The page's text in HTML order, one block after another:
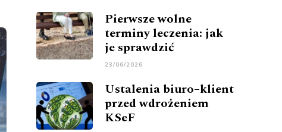
Pierwsze wolne
terminy leczenia: jak
je sprawdzić
23/06/2026
Ustalenia biuro–klient
przed wdrożeniem
KSeF